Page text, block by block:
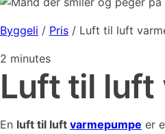
Byggeli / Pris / Luft til luft
2 minutes
Luft til luft
En luft til luft varmepumpe er